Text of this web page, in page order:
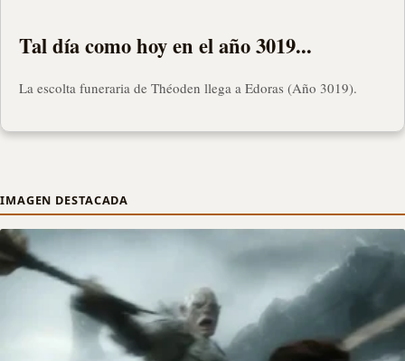
Tal día como hoy en el año 3019...
La escolta funeraria de Théoden llega a Edoras (Año 3019).
IMAGEN DESTACADA